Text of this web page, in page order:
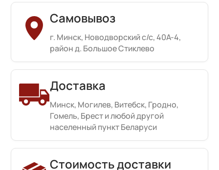
Самовывоз
г. Минск, Новодворский с/с, 40А-4,
район д. Большое Стиклево
Доставка
Минск, Могилев, Витебск, Гродно,
Гомель, Брест и любой другой
населенный пункт Беларуси
Стоимость доставки